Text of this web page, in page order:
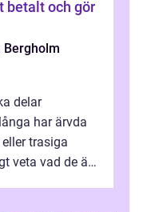
Bergholm
delar
har ärvda
trasiga
veta vad de är